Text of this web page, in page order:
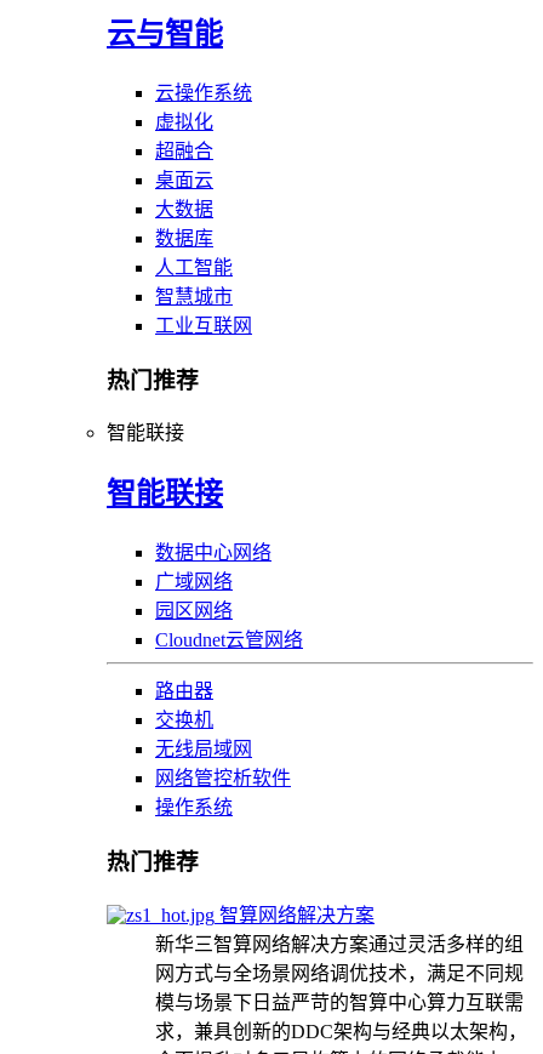
云与智能
云操作系统
虚拟化
超融合
桌面云
大数据
数据库
人工智能
智慧城市
工业互联网
热门推荐
智能联接
智能联接
数据中心网络
广域网络
园区网络
Cloudnet云管网络
路由器
交换机
无线局域网
网络管控析软件
操作系统
热门推荐
智算网络解决方案
新华三智算网络解决方案通过灵活多样的组
网方式与全场景网络调优技术，满足不同规
模与场景下日益严苛的智算中心算力互联需
求，兼具创新的DDC架构与经典以太架构，